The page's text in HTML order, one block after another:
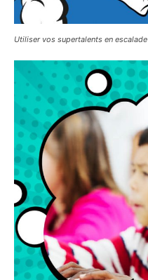
Utiliser vos supertalents en escalade